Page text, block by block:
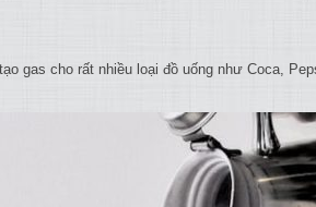
gas cho rất nhiều loại đồ uống như Coca,